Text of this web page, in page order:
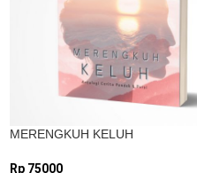
MERENGKUH KELUH
Rp 75000